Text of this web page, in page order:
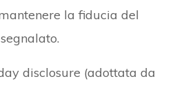
la fiducia del
disclosure (adottata da